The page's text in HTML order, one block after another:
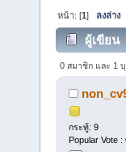
หน้า: [1] ลงล่าง
ผู้เขียน
0 สมาชิก และ 1
กระทู้: 9
Popular Vote :